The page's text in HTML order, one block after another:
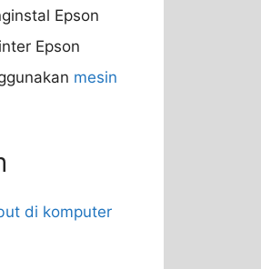
Epson
Epson
mesin
di komputer